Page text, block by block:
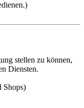
stellen zu können,
Diensten.
Shops)